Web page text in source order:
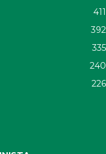
411
392
335
240
226